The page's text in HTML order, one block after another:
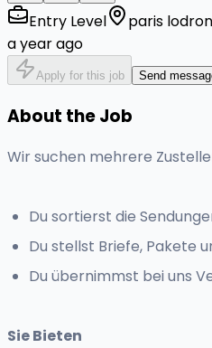
Entry Level
paris
a year ago
Apply for this job Send
About the Job
Wir suchen mehrere
Du sortierst die
Du stellst Briefe, Pakete
Du übernimmst bei uns
Sie Bieten